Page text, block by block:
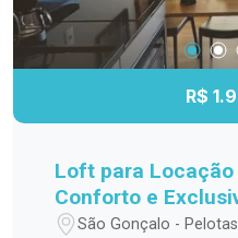
R$
Loft para
Conforto e
UnaSão Gonçalo -